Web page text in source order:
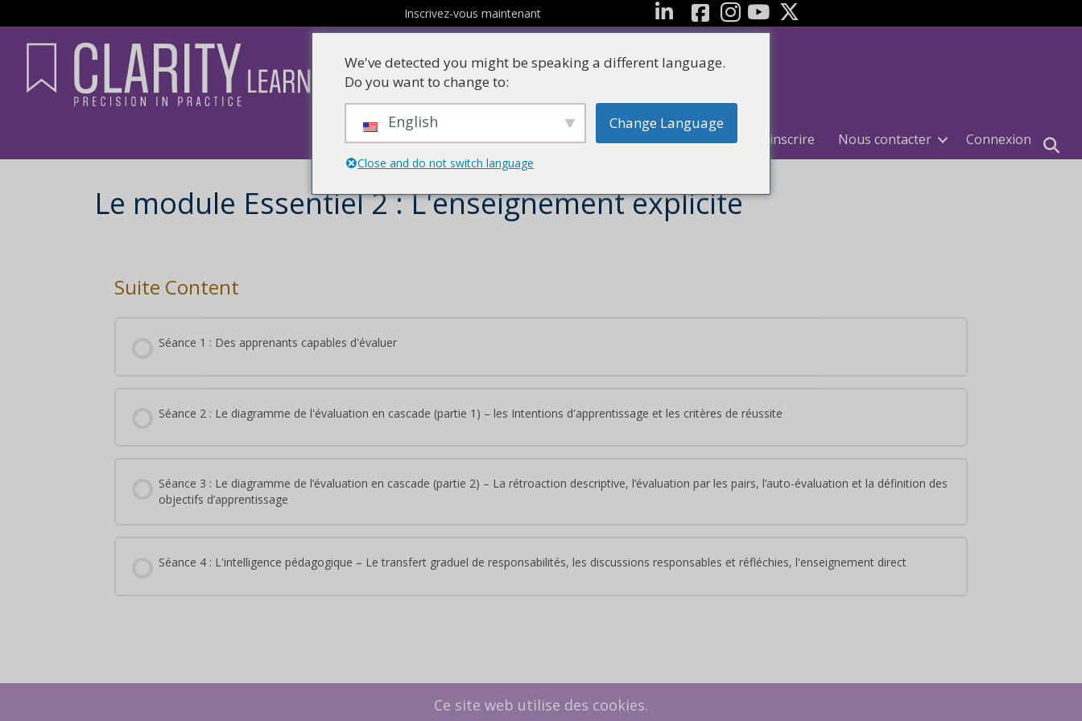
Inscrivez-vous maintenant LinkedInFacebook Youtube
Les ressources Suites d'apprentissage S'inscrire Nous contacter Connexion
Le module Essentiel 2 : L'enseignement explicite
Suite Content
Séance 1 : Des apprenants capables d'évaluer
Séance 2 : Le diagramme de l'évaluation en cascade (partie 1) – les Intentions d'apprentissage et les critères de réussite
Séance 3 : Le diagramme de l’évaluation en cascade (partie 2) – La rétroaction descriptive, l’évaluation par les pairs, l’auto-évaluation et la définition des
objectifs d’apprentissage
Séance 4 : L'intelligence pédagogique – Le transfert graduel de responsabilités, les discussions responsables et réfléchies, l'enseignement direct
We've detected you might be speaking a different language.
Do you want to change to:
English Change Language
Close and do not switch language
Ce site web utilise des cookies.